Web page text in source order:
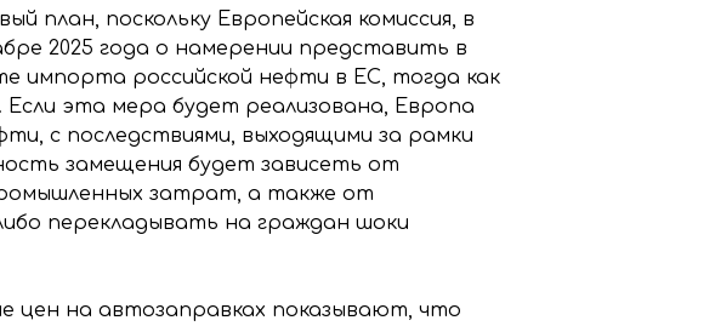
план, поскольку Европейская комиссия, в
2025 года о намерении представить в
импорта российской нефти в ЕС, тогда как
эта мера будет реализована, Европа
с последствиями, выходящими за рамки
замещения будет зависеть от
затрат, а также от
перекладывать на граждан шоки
цен на автозаправках показывают, что